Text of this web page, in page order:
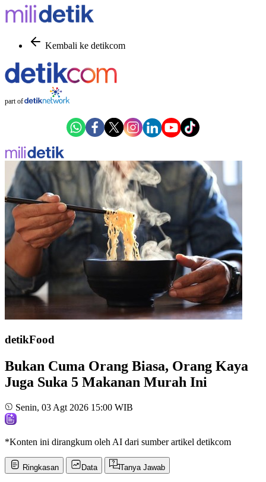
Kembali ke detikcom
part of
detikFood
Bukan Cuma Orang Biasa, Orang Kaya
Juga Suka 5 Makanan Murah Ini
Senin, 03 Agt 2026 15:00 WIB
*Konten ini dirangkum oleh AI dari sumber artikel detikcom
Ringkasan Data Tanya Jawab